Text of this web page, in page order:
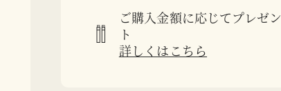
ご購入金額に応じてプレゼン
ト
詳しくはこちら